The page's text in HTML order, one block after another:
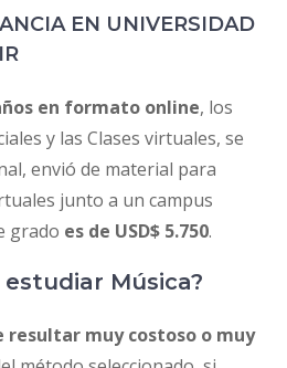
EN UNIVERSIDAD
en formato online, los
y las Clases virtuales, se
envió de material para
junto a un campus
grado es de USD$ 5.750.
Música?
resultar muy costoso o muy